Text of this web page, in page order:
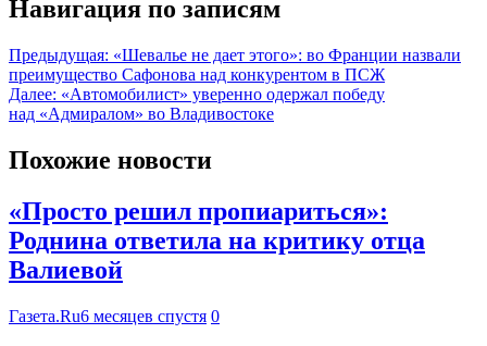
Навигация по записям
Предыдущая: «Шевалье не дает этого»: во Франции назвали
преимущество Сафонова над конкурентом в ПСЖ
Далее: «Автомобилист» уверенно одержал победу
над «Адмиралом» во Владивостоке
Похожие новости
«Просто решил пропиариться»:
Роднина ответила на критику отца
Валиевой
Газета.Ru6 месяцев спустя 0